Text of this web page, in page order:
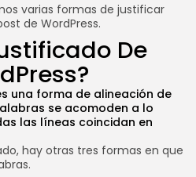
varias formas de justificar
de WordPress.
De
una forma de alineación de
se acomoden a lo
las líneas coincidan en
hay otras tres formas en que